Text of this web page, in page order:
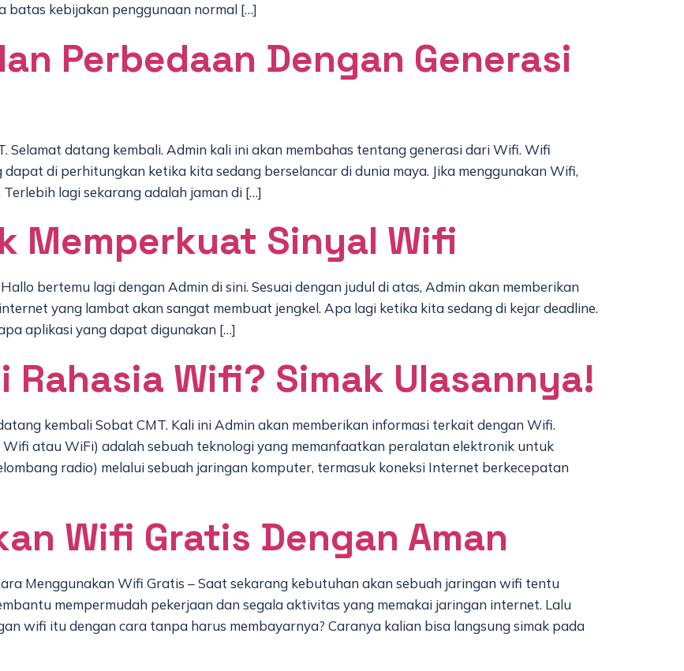
batas kebijakan penggunaan normal […]
Perbedaan Dengan Generasi
Selamat datang kembali. Admin kali ini akan membahas tentang generasi dari Wifi. Wifi
di perhitungkan ketika kita sedang berselancar di dunia maya. Jika menggunakan Wifi,
lagi sekarang adalah jaman di […]
Memperkuat Sinyal Wifi
bertemu lagi dengan Admin di sini. Sesuai dengan judul di atas, Admin akan memberikan
yang lambat akan sangat membuat jengkel. Apa lagi ketika kita sedang di kejar deadline.
aplikasi yang dapat digunakan […]
Rahasia Wifi? Simak Ulasannya!
kembali Sobat CMT. Kali ini Admin akan memberikan informasi terkait dengan Wifi.
atau WiFi) adalah sebuah teknologi yang memanfaatkan peralatan elektronik untuk
radio) melalui sebuah jaringan komputer, termasuk koneksi Internet berkecepatan
Wifi Gratis Dengan Aman
Menggunakan Wifi Gratis – Saat sekarang kebutuhan akan sebuah jaringan wifi tentu
mempermudah pekerjaan dan segala aktivitas yang memakai jaringan internet. Lalu
wifi itu dengan cara tanpa harus membayarnya? Caranya kalian bisa langsung simak pada